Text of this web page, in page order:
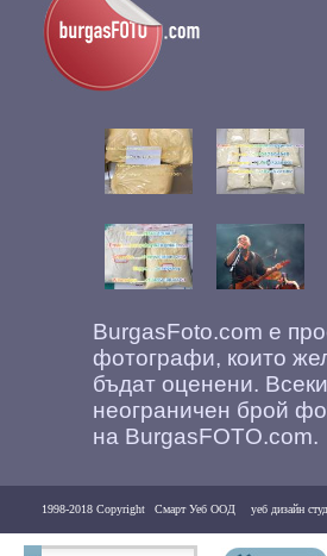
BurgasFoto.com е
фотографи, които
бъдат оценени.
неограничен брой
на BurgasFOTO.com.
1998-2018 Copyright Смарт Уеб ООД уеб дизайн